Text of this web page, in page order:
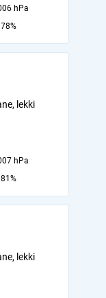
hPa
78%
lekki
hPa
81%
lekki